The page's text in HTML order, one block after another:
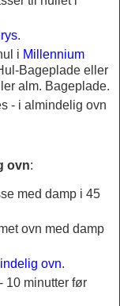
.
i Millennium
Bageplade eller
alm. Bageplade.
- i almindelig ovn
ovn:
med damp i 45
ovn med damp
ovn.
10 minutter før